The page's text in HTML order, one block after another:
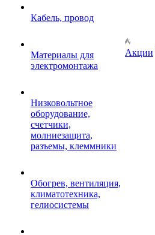
Кабель, провод
Материалы для
электромонтажа
Низковольтное
оборудование,
счетчики,
молниезащита,
разъемы, клеммники
Обогрев, вентиляция,
климатотехника,
гелиосистемы
Акции